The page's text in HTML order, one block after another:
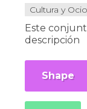
Cultura y Ocio
Este
descripción
Shape